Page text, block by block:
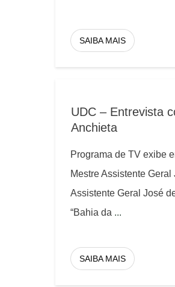
SAIBA MAIS
UDC – Entrevista
Anchieta
Programa de TV exibe
Mestre Assistente
Assistente Geral José
“Bahia da ...
SAIBA MAIS